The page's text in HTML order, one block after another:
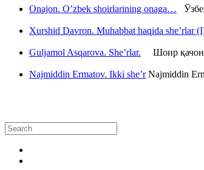
Onajon. O’zbek shoirlarining onaga…
Xurshid Davron. Muhabbat haqida she’rlar
Guljamol Asqarova. She’rlar. Шоир қачон
Najmiddin Ermatov. Ikki she’rNajmiddin